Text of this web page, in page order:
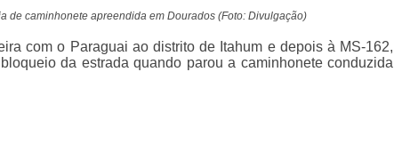
de caminhonete apreendida em Dourados (Foto: Divulgação)
com o Paraguai ao distrito de Itahum e depois à MS-162,
da estrada quando parou a caminhonete conduzida